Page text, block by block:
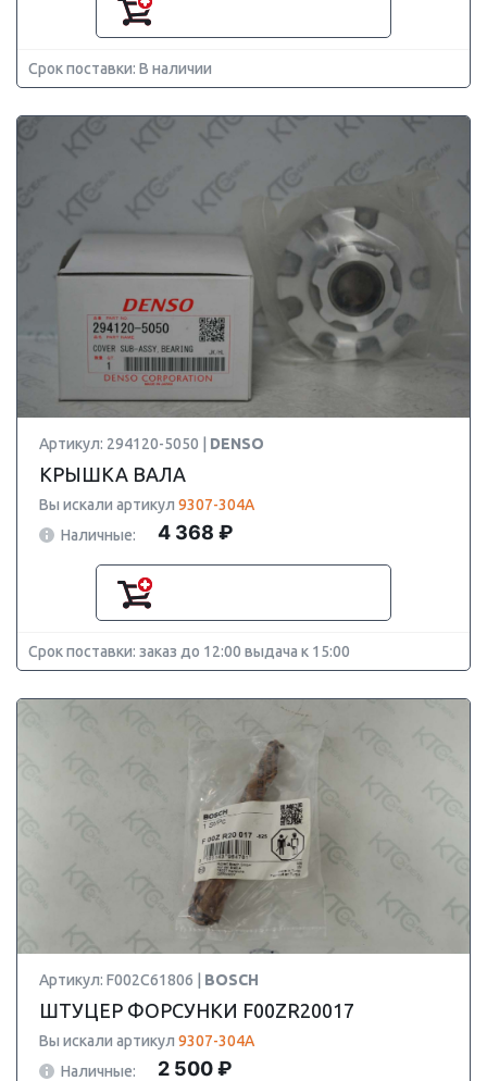
Срок поставки: В наличии
Артикул: 294120-5050 | DENSO
КРЫШКА ВАЛА
Вы искали артикул 9307-304A
Наличные:
4 368 ₽
Срок поставки: заказ до 12:00 выдача к 15:00
Артикул: F002C61806 | BOSCH
ШТУЦЕР ФОРСУНКИ F00ZR20017
Вы искали артикул 9307-304A
Наличные:
2 500 ₽